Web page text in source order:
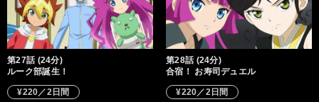
第27話 (24分)
ルーク部誕生！
¥220／2日間
第28話 (24分)
合宿！ お寿司デュエル
¥220／2日間